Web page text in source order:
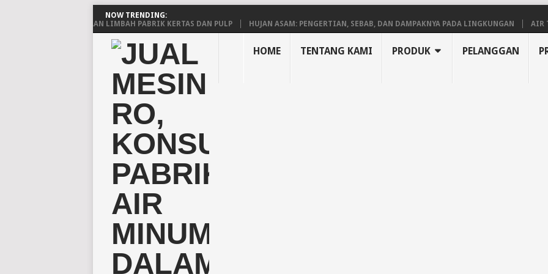
NOW TRENDING:
PENGELOLAAN LIMBAH PABRIK KERTAS DAN PULP
HUJAN ASAM: PENGERTIAN, SEBAB, DAN DAMPAKNYA PADA LINGKUNGAN AIR
HOME TENTANG KAMI PRODUK PELANGGAN